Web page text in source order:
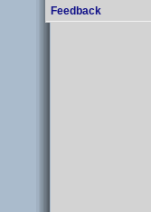
Feedback